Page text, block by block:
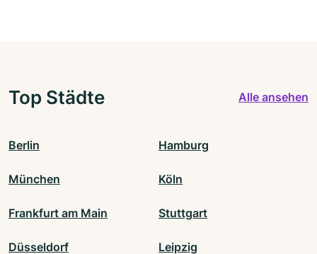
Top Städte Alle ansehen
Berlin Hamburg
München Köln
Frankfurt am Main Stuttgart
Düsseldorf Leipzig